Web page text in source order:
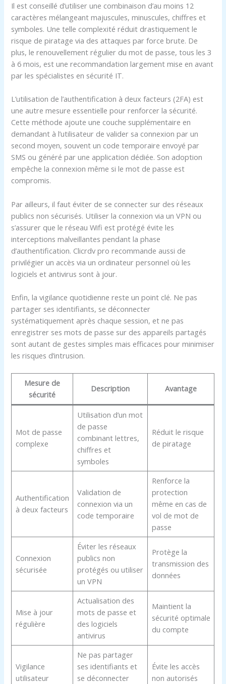
Il est conseillé d’utiliser une combinaison d’au moins 12
caractères mélangeant majuscules, minuscules, chiffres et
symboles. Une telle complexité réduit drastiquement le
risque de piratage via des attaques par force brute. De
plus, le renouvellement régulier du mot de passe, tous les 3
à 6 mois, est une recommandation largement mise en avant
par les spécialistes en sécurité IT.
L’utilisation de l’authentification à deux facteurs (2FA) est
une autre mesure essentielle pour renforcer la sécurité.
Cette méthode ajoute une couche supplémentaire en
demandant à l’utilisateur de valider sa connexion par un
second moyen, souvent un code temporaire envoyé par
SMS ou généré par une application dédiée. Son adoption
empêche la connexion même si le mot de passe est
compromis.
Par ailleurs, il faut éviter de se connecter sur des réseaux
publics non sécurisés. Utiliser la connexion via un VPN ou
s’assurer que le réseau Wifi est protégé évite les
interceptions malveillantes pendant la phase
d’authentification. Clicrdv pro recommande aussi de
privilégier un accès via un ordinateur personnel où les
logiciels et antivirus sont à jour.
Enfin, la vigilance quotidienne reste un point clé. Ne pas
partager ses identifiants, se déconnecter
systématiquement après chaque session, et ne pas
enregistrer ses mots de passe sur des appareils partagés
sont autant de gestes simples mais efficaces pour minimiser
les risques d’intrusion.
Mesure de
sécurité
Description Avantage
Mot de passe
complexe
Utilisation d’un mot
de passe
combinant lettres,
chiffres et
symboles
Réduit le risque
de piratage
Authentification
à deux facteurs
Validation de
connexion via un
code temporaire
Renforce la
protection
même en cas de
vol de mot de
passe
Connexion
sécurisée
Éviter les réseaux
publics non
protégés ou utiliser
un VPN
Protège la
transmission des
données
Mise à jour
régulière
Actualisation des
mots de passe et
des logiciels
antivirus
Maintient la
sécurité optimale
du compte
Vigilance
utilisateur
Ne pas partager
ses identifiants et
se déconnecter
Évite les accès
non autorisés